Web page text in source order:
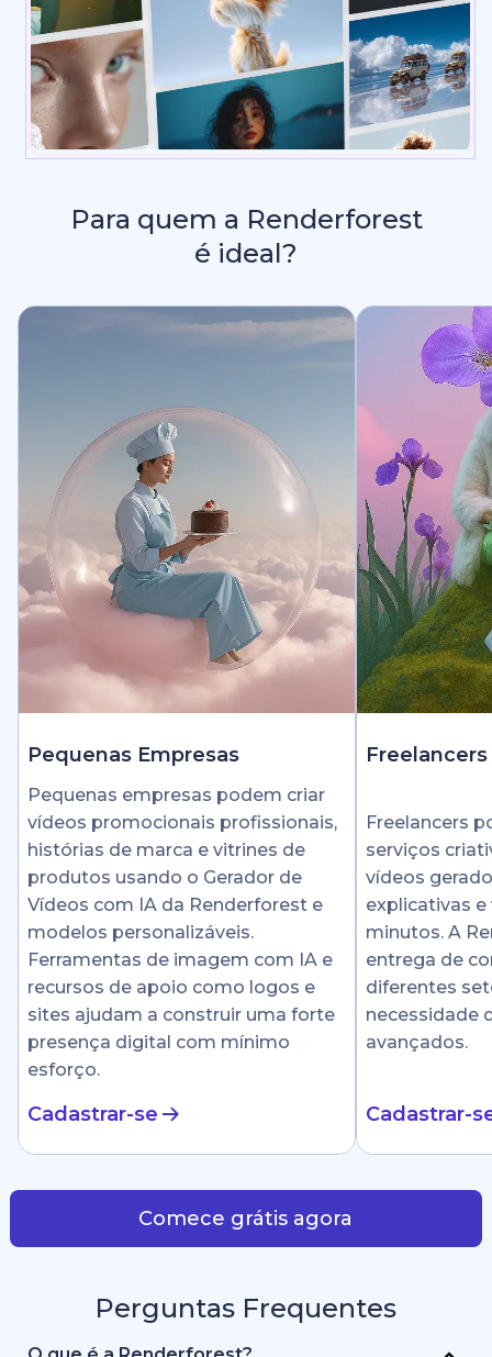
Para quem a Renderforest
é ideal?
Pequenas Empresas
Pequenas empresas podem criar
vídeos promocionais profissionais,
histórias de marca e vitrines de
produtos usando o Gerador de
Vídeos com IA da Renderforest e
modelos personalizáveis.
Ferramentas de imagem com IA e
recursos de apoio como logos e
sites ajudam a construir uma forte
presença digital com mínimo
esforço.
Cadastrar-se
Freelancers
Freelancers
serviços
vídeos
explicativas
minutos. A
entrega de
diferentes
necessidade
avançados.
Cadastrar-
Comece grátis agora
Perguntas Frequentes